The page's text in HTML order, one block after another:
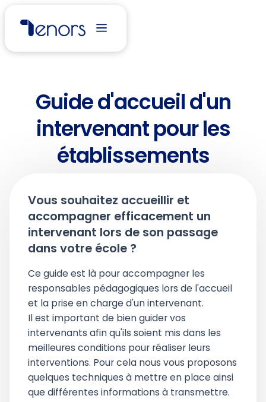
Guide d'accueil d'un
intervenant pour les
établissements
Vous souhaitez accueillir et
accompagner efficacement un
intervenant lors de son passage
dans votre école ?
Ce guide est là pour accompagner les
responsables pédagogiques lors de l'accueil
et la prise en charge d'un intervenant.
Il est important de bien guider vos
intervenants afin qu'ils soient mis dans les
meilleures conditions pour réaliser leurs
interventions. Pour cela nous vous proposons
quelques techniques à mettre en place ainsi
que différentes informations à transmettre.